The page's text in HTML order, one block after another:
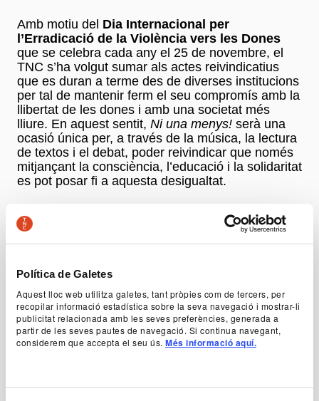
Política de Galetes
Aquest lloc web utilitza galetes, tant pròpies com de tercers, per
recopilar informació estadística sobre la seva navegació i mostrar-li
publicitat relacionada amb les seves preferències, generada a
partir de les seves pautes de navegació. Si continua navegant,
considerem que accepta el seu ús. Més informació aquí.
Amb motiu del Dia Internacional per
l’Erradicació de la Violència vers les Dones
que se celebra cada any el 25 de novembre, el
TNC s’ha volgut sumar als actes reivindicatius
que es duran a terme des de diverses institucions
per tal de mantenir ferm el seu compromís amb la
llibertat de les dones i amb una societat més
lliure. En aquest sentit, Ni una menys! serà una
ocasió única per, a través de la música, la lectura
de textos i el debat, poder reivindicar que només
mitjançant la consciència, l’educació i la solidaritat
es pot posar fi a aquesta desigualtat.
La violència masclista és la violència que
devastador tant a nivell individual com comunitari.
L'acte, coordinat per l’escriptora i periodista
Carmen Domingo, vol incidir en la necessitat de
recordar la importància de treballar
col·lectivament i vol posar de manifest la
Taula rodona, moderada perCarmen Domingo,